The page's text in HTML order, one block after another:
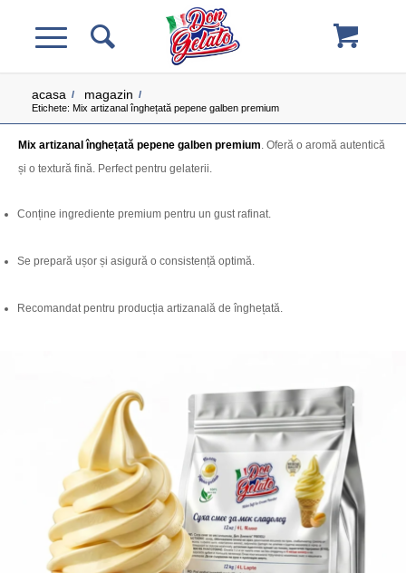
acasa / magazin /
Etichete: Mix artizanal înghețată pepene galben premium
Mix artizanal înghețată pepene galben premium. Oferă o aromă autentică
și o textură fină. Perfect pentru gelaterii.
Conține ingrediente premium pentru un gust rafinat.
Se prepară ușor și asigură o consistență optimă.
Recomandat pentru producția artizanală de înghețată.